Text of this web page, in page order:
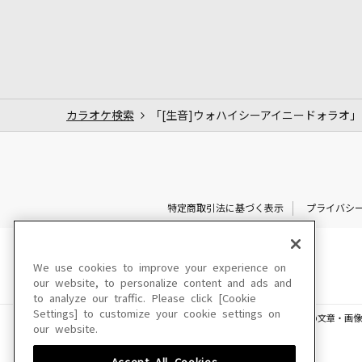
カラオケ検索 「[生音]ウォハイシーアイニードォラオ
特定商取引法に基づく表示 プライバシ
このサイトに掲載されている一切の文章・画
We use cookies to improve your experience on
our website, to personalize content and ads and
to analyze our traffic. Please click [Cookie
Settings] to customize your cookie settings on
our website.